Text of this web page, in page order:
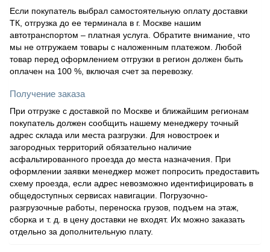
Если покупатель выбрал самостоятельную оплату доставки
ТК, отгрузка до ее терминала в г. Москве нашим
автотранспортом – платная услуга. Обратите внимание, что
мы не отгружаем товары с наложенным платежом. Любой
товар перед оформлением отгрузки в регион должен быть
оплачен на 100 %, включая счет за перевозку.
Получение заказа
При отгрузке с доставкой по Москве и ближайшим регионам
покупатель должен сообщить нашему менеджеру точный
адрес склада или места разгрузки. Для новостроек и
загородных территорий обязательно наличие
асфальтированного проезда до места назначения. При
оформлении заявки менеджер может попросить предоставить
схему проезда, если адрес невозможно идентифицировать в
общедоступных сервисах навигации. Погрузочно-
разгрузочные работы, переноска грузов, подъем на этаж,
сборка и т. д. в цену доставки не входят. Их можно заказать
отдельно за дополнительную плату.